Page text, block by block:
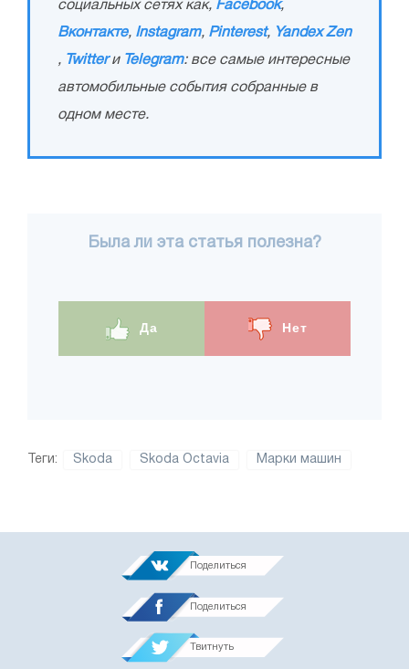
социальных сетях как, Facebook,
Вконтакте, Instagram, Pinterest, Yandex Zen
, Twitterи Telegram: все самые интересные
автомобильные события собранные в
одном месте.
Была ли эта статья полезна?
Да Нет
Теги: Skoda Skoda Octavia Марки машин
Поделиться
Поделиться
Твитнуть